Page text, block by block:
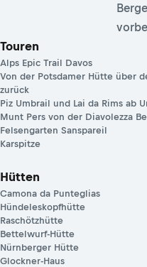
Berge
Touren
Alps Epic Trail Davos
Von der Potsdamer Hütte über
zurück
Piz Umbrail und Lai da Rims ab
Munt Pers von der Diavolezza
Felsengarten Sanspareil
Karspitze
Hütten
Camona da Punteglias
Hündeleskopfhütte
Raschötzhütte
Bettelwurf-Hütte
Nürnberger Hütte
Glockner-Haus